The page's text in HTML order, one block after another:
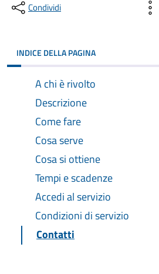
Condividi
INDICE DELLA PAGINA
A chi è rivolto
Descrizione
Come fare
Cosa serve
Cosa si ottiene
Tempi e scadenze
Accedi al servizio
Condizioni di servizio
Contatti